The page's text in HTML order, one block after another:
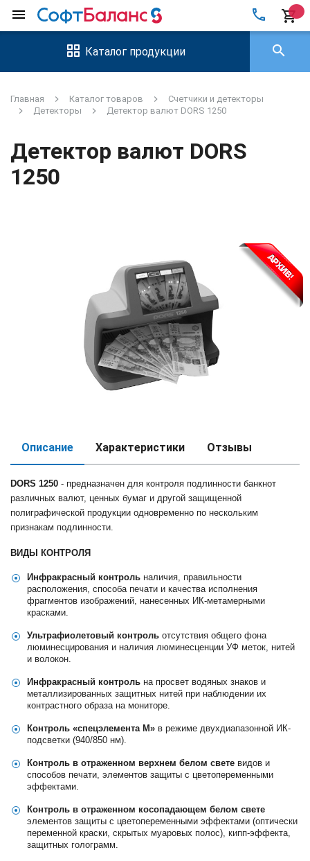
menu local_phone shopping_cart
Каталог продукции search
Главная Каталог товаров
Счетчики и детекторы
Детекторы
Детектор валют DORS 1250
Детектор валют DORS
1250
Описание Характеристики Отзывы
DORS 1250 - предназначен для контроля подлинности банкнот
различных валют, ценных бумаг и другой защищенной
полиграфической продукции одновременно по нескольким
признакам подлинности.
ВИДЫ КОНТРОЛЯ
Инфракрасный контроль наличия, правильности
расположения, способа печати и качества исполнения
фрагментов изображений, нанесенных ИК-метамерными
красками.
Ультрафиолетовый контроль отсутствия общего фона
люминесцирования и наличия люминесценции УФ меток, нитей
и волокон.
Инфракрасный контроль на просвет водяных знаков и
металлизированных защитных нитей при наблюдении их
контрастного образа на мониторе.
Контроль «спецэлемента М» в режиме двухдиапазонной ИК-
подсветки (940/850 нм).
Контроль в отраженном верхнем белом свете видов и
способов печати, элементов защиты с цветопеременными
эффектами.
Контроль в отраженном косопадающем белом свете
элементов защиты с цветопеременными эффектами (оптически
переменной краски, скрытых муаровых полос), кипп-эффекта,
защитных голограмм.